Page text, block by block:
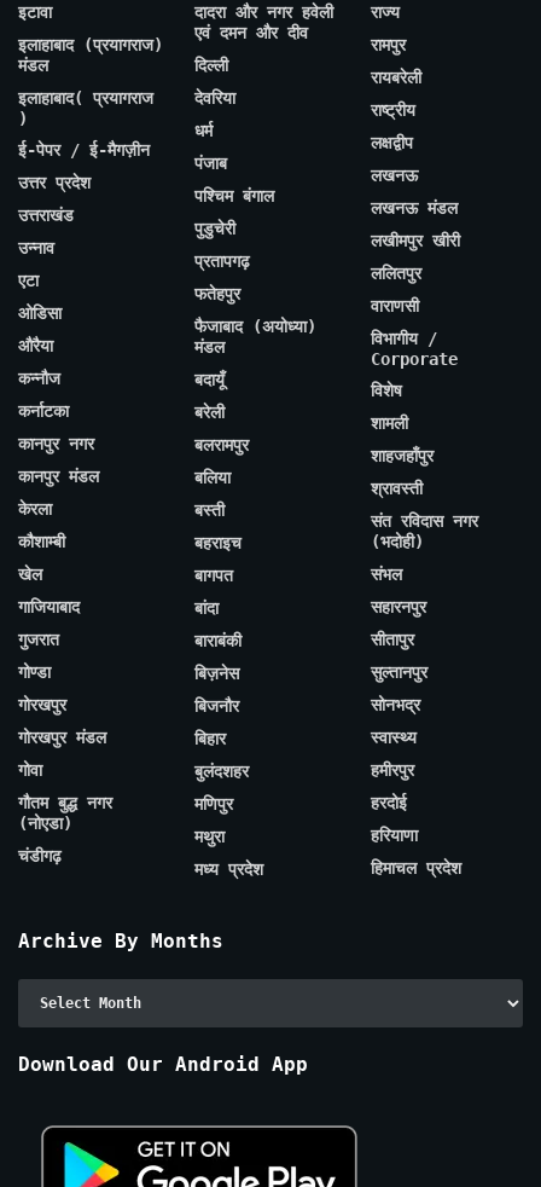
इटावा
इलाहाबाद (प्रयागराज)
मंडल
इलाहाबाद( प्रयागराज
)
ई-पेपर / ई-मैगज़ीन
उत्तर प्रदेश
उत्तराखंड
उन्नाव
एटा
ओडिसा
औरैया
कन्नौज
कर्नाटका
कानपुर नगर
कानपुर मंडल
केरला
कौशाम्बी
खेल
गाजियाबाद
गुजरात
गोण्डा
गोरखपुर
गोरखपुर मंडल
गोवा
गौतम बुद्ध नगर
(नोएडा)
चंडीगढ़
दादरा और नगर हवेली
एवं दमन और दीव
दिल्ली
देवरिया
धर्म
पंजाब
पश्चिम बंगाल
पुडुचेरी
प्रतापगढ़
फतेहपुर
फैजाबाद (अयोध्या)
मंडल
बदायूँ
बरेली
बलरामपुर
बलिया
बस्ती
बहराइच
बागपत
बांदा
बाराबंकी
बिज़नेस
बिजनौर
बिहार
बुलंदशहर
मणिपुर
मथुरा
मध्य प्रदेश
राज्य
रामपुर
रायबरेली
राष्ट्रीय
लक्षद्वीप
लखनऊ
लखनऊ मंडल
लखीमपुर खीरी
ललितपुर
वाराणसी
विभागीय /
Corporate
विशेष
शामली
शाहजहाँपुर
श्रावस्ती
संत रविदास नगर
(भदोही)
संभल
सहारनपुर
सीतापुर
सुल्तानपुर
सोनभद्र
स्वास्थ्य
हमीरपुर
हरदोई
हरियाणा
हिमाचल प्रदेश
Archive By Months
Download Our Android App